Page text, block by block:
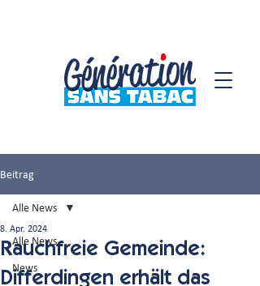
Beitrag
Alle News
News
Alle News
Rauchfreie Gemeinde:
Differdingen erhält das
8. Apr. 2024